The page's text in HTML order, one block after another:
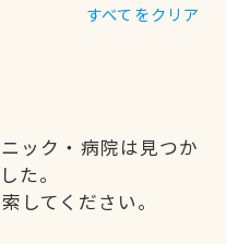
すべてをクリア
ック・病院は見つか
た。
してください。